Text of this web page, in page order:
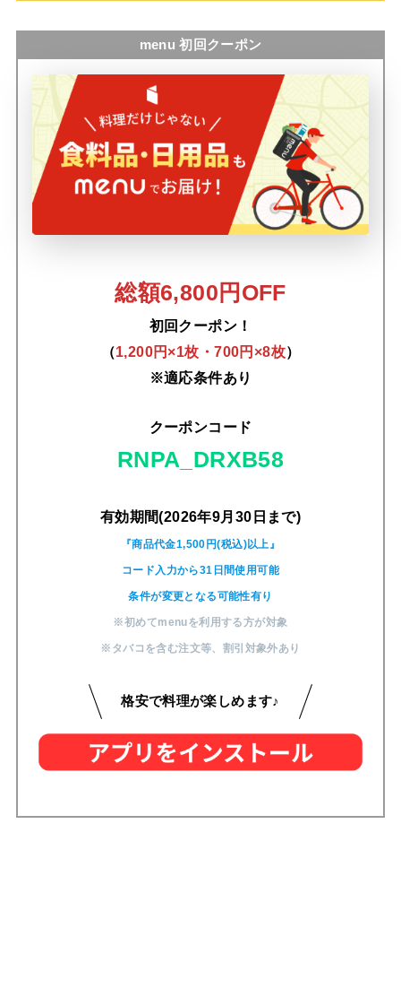
menu 初回クーポン
総額6,800円OFF
初回クーポン！
（1,200円×1枚・700円×8枚）
※適応条件あり
クーポンコード
RNPA_DRXB58
有効期間(2026年9月30日まで)
『商品代金1,500円(税込)以上』
コード入力から31日間使用可能
条件が変更となる可能性有り
※初めてmenuを利用する方が対象
※タバコを含む注文等 割引対象外あり
格安で料理が楽しめます♪